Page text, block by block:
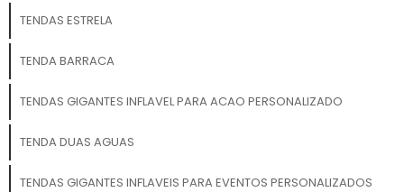
TENDAS ESTRELA
TENDA BARRACA
TENDAS GIGANTES INFLAVEL PARA ACAO PERSONALIZADO
TENDA DUAS AGUAS
TENDAS GIGANTES INFLAVEIS PARA EVENTOS PERSONALIZADOS